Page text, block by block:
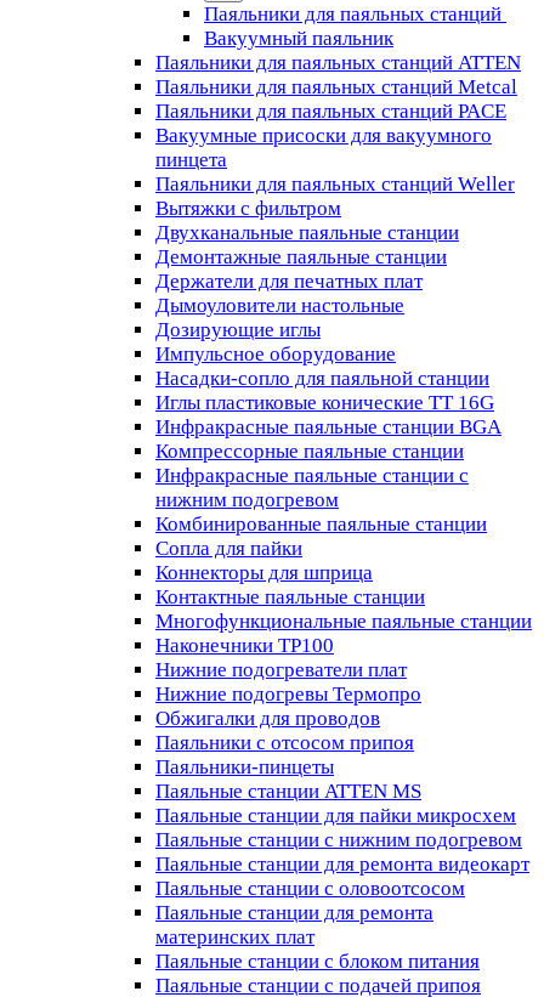
Паяльники для паяльных станций
Вакуумный паяльник
Паяльники для паяльных станций ATTEN
Паяльники для паяльных станций Metcal
Паяльники для паяльных станций PACE
Вакуумные присоски для вакуумного
пинцета
Паяльники для паяльных станций Weller
Вытяжки с фильтром
Двухканальные паяльные станции
Демонтажные паяльные станции
Держатели для печатных плат
Дымоуловители настольные
Дозирующие иглы
Импульсное оборудование
Насадки-сопло для паяльной станции
Иглы пластиковые конические TT 16G
Инфракрасные паяльные станции BGA
Компрессорные паяльные станции
Инфракрасные паяльные станции с
нижним подогревом
Комбинированные паяльные станции
Сопла для пайки
Коннекторы для шприца
Контактные паяльные станции
Многофункциональные паяльные станции
Наконечники TP100
Нижние подогреватели плат
Нижние подогревы Термопро
Обжигалки для проводов
Паяльники с отсосом припоя
Паяльники-пинцеты
Паяльные станции ATTEN MS
Паяльные станции для пайки микросхем
Паяльные станции с нижним подогревом
Паяльные станции для ремонта видеокарт
Паяльные станции с оловоотсосом
Паяльные станции для ремонта
материнских плат
Паяльные станции с блоком питания
Паяльные станции с подачей припоя